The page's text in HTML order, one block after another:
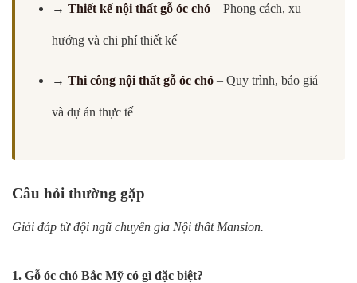
→ Thiết kế nội thất gỗ óc chó– Phong cách, xu
hướng và chi phí thiết kế
→ Thi công nội thất gỗ óc chó– Quy trình, báo giá
và dự án thực tế
Câu hỏi thường gặp
Giải đáp từ đội ngũ chuyên gia Nội thất Mansion.
1. Gỗ óc chó Bắc Mỹ có gì đặc biệt?